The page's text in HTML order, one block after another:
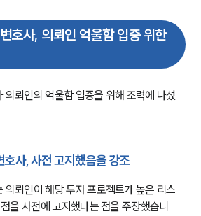
호사, 의뢰인 억울함 입증 위한
의뢰인의 억울함 입증을 위해 조력에 나섰
사, 사전 고지했음을 강조
의뢰인이 해당 투자 프로젝트가 높은 리스
을 사전에 고지했다는 점을 주장했습니